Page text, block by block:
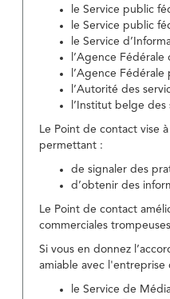
le Service public
le Service public
le Service
l’Agence
l’Agence
l’Autorité des
l’Institut belge
Le Point de contact vise
permettant :
de signaler des
d’obtenir des
Le Point de contact
commerciales
Si vous en donnez
amiable avec l'entreprise
le Service de